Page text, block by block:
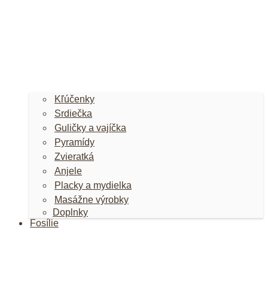
Kľúčenky
Srdiečka
Guličky a vajíčka
Pyramídy
Zvieratká
Anjele
Placky a mydielka
Masážne výrobky
Doplnky
Fosílie